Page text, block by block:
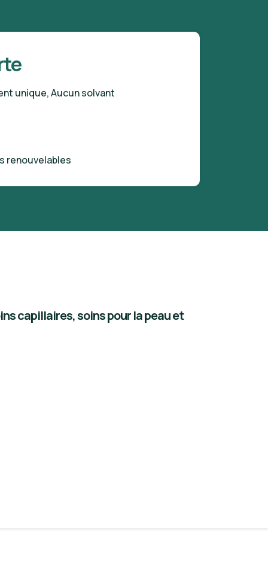
unique, Aucun solvant
renouvelables
capillaires, soins pour la peau et